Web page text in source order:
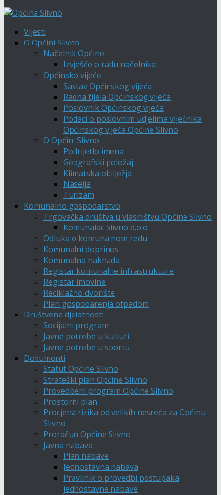
Vijesti
O Općini Slivno
Načelnik Općine
Izvješće o radu načelnika
Općinsko vijeće
Sastav Općinskog vijeća
Radna tijela Općinskog vijeća
Poslovnik Općinskog vijeća
Podaci o poslovnim udjelima vijećnika
Općinskog vijeća Općine Slivno
O Općini Slivno
Podrijetlo imena
Geografski položaj
Klimatska obilježja
Naselja
Turizam
Komunalno gospodarstvo
Trgovačka društva u vlasništvu Općine Slivno
Komunalac Slivno d.o.o.
Odluka o komunalnom redu
Komunalni doprinos
Komunalna naknada
Registar komunalne infrastrukture
Registar imovine
Reciklažno dvorište
Plan gospodarenja otpadom
Društvene djelatnosti
Socijalni program
Javne potrebe u kulturi
Javne potrebe u sportu
Dokumenti
Statut Općine Slivno
Strateški plan Općine Slivno
Provedbeni program Općine Slivno
Prostorni plan
Procjena rizika od velikih nesreća za Općinu
Slivno
Proračun Općine Slivno
Javna nabava
Plan nabave
Jednostavna nabava
Pravilnik o provedbi postupaka
jednostavne nabave